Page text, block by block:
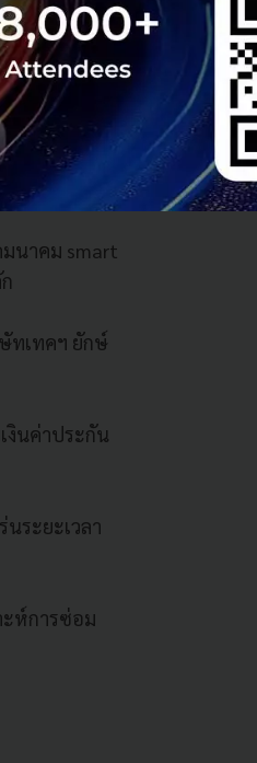
ะบริษัทส่วน
ผิดชอบโดย
นาคม smart
ทเทคฯ ยักษ์
งินค่าประกัน
ระยะเวลา
ะห์การซ่อม